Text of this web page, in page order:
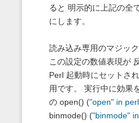
ると 明示的に上記の全
にします。
読み込み専用のマジッ
この設定の数値表現が
Perl 起動時にセットさ
用です。 実行中に効果
の open() ("open" in
binmode() ("binmode"